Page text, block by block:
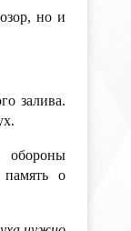
но и
залива.
обороны
память о